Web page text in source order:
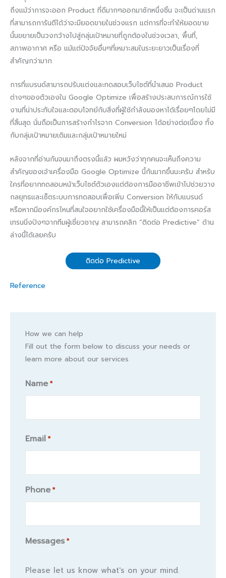
ถึงแม้ว่าการจะออก Product ที่ดีมากๆออกมาซักหนึ่งชิ้น จะเป็นด่านแรก
ที่สามารถการันตีได้ว่าจะมียอดขายในช่วงแรก แต่การที่จะทำให้ยอดขาย
นั้นขยายเป็นวงกว้างไปสู่กลุ่มเป้าหมายที่ถูกต้องในช่วงเวลา, พื้นที่,
สภาพอากาศ หรือ แม้แต่ปัจจัยอื่นๆที่เหมาะสมในระยะยาวเป็นเรื่องที่
สำคัญกว่ามาก
การที่แบรนด์สามารถปรับแต่งและทดสอบเว็บไซต์ที่นำเสนอ Product
ต่างๆของตัวเองใน Google Optimize เพื่อสร้างประสบการณ์การใช้
งานที่น่าประทับใจและตอบโจทย์กับสิ่งที่ผู้ใช้กำลังมองหาได้เรื่อยๆโดยไม่มี
ที่สิ้นสุด นั่นถือเป็นการสร้างกำไรจาก Conversion ได้อย่างต่อเนื่อง ทั้ง
กับกลุ่มเป้าหมายเดิมและกลุ่มเป้าหมายใหม่
หลังจากที่อ่านกันจนมาถึงตรงนี้แล้ว ผมหวังว่าทุกคนจะเห็นถึงความ
สำคัญของเจ้าเครื่องมือ Google Optimize นี้กันมากขึ้นนะครับ สำหรับ
ใครที่อยากทดสอบหน้าเว็บไซต์ตัวเองแต่ต้องการมืออาชีพเข้าไปช่วยวาง
กลยุทธและเซ็ตระบบการทดสอบเพื่อเพิ่ม Conversion ให้กับแบรนด์
หรือหากมีองค์กรไหนที่สนใจอยากใช้เครื่องมือนี้ให้เป็นแต่ต้องการคอร์ส
เทรนนิ่งปังๆจากทีมผู้เชี่ยวชาญ สามารถคลิก “ติดต่อ Predictive” ด้าน
ล่างนี้ได้เลยครับ
ติดต่อ Predictive
Reference
How we can help
Fill out the form below to discuss your needs or
learn more about our services
Name *
Name
Email *
Phone *
Messages *
Please let us know what's on your mind.